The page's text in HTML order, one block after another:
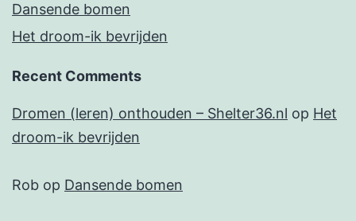
Dansende bomen
Het droom-ik bevrijden
Recent Comments
Dromen (leren) onthouden – Shelter36.nl op Het
droom-ik bevrijden
Rob op Dansende bomen